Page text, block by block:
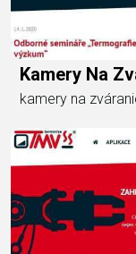
Kamery Na
kamery na